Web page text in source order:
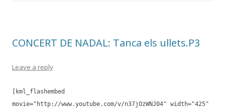
k ix
CONCERT DE NADAL: Tanca els ullets.P3
Leave a reply
[kml_flashembed
movie="http://www.youtube.com/v/n37jOzWNJ04" width="425"